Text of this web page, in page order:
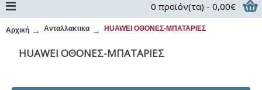
0 προϊόν(τα) - 0,00€
Αρχική Ανταλλακτικα HUAWEI ΟΘΟΝΕΣ-ΜΠΑΤΑΡΙΕΣ
HUAWEI ΟΘΟΝΕΣ-ΜΠΑΤΑΡΙΕΣ